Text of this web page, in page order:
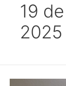
19
2025